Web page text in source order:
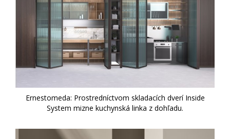
Ernestomeda: Prostredníctvom skladacích dverí Inside
System mizne kuchynská linka z dohľadu.